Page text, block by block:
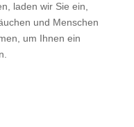
laden wir Sie ein,
und Menschen
um Ihnen ein